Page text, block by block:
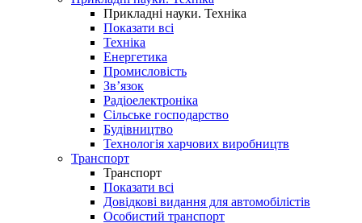
Прикладні науки. Техніка
Показати всі
Техніка
Енергетика
Промисловість
Зв’язок
Радіоелектроніка
Сільське господарство
Будівництво
Технологія харчових виробництв
Транспорт
Транспорт
Показати всі
Довідкові видання для автомобілістів
Особистий транспорт